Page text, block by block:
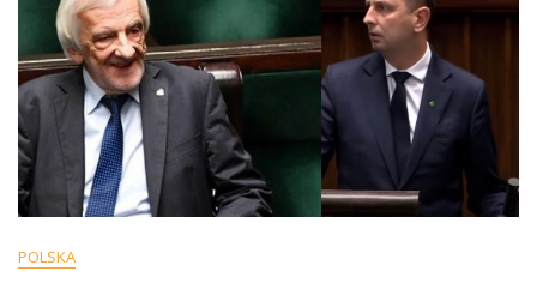
Segregację
Na
Wzór
Niemiec
POLSKA